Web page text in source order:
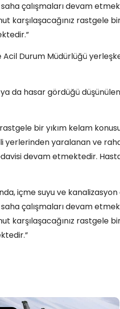
çalışmaları devam
karşılaşacağınız rastgele
Durum Müdürlüğü
da hasar gördüğü
bir yıkım kelam
yaralanan ve
devam etmektedir.
içme suyu ve
çalışmaları devam
karşılaşacağınız rastgele